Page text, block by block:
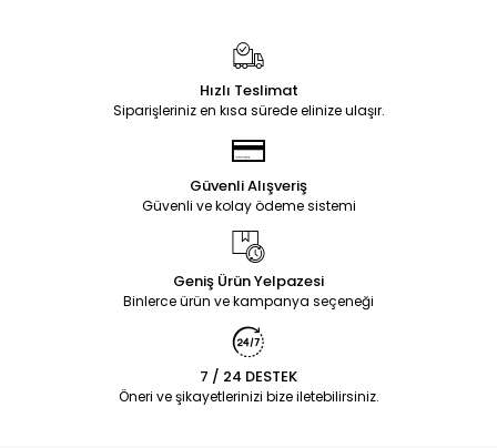
Hızlı Teslimat
Siparişleriniz en kısa sürede elinize ulaşır.
Güvenli Alışveriş
Güvenli ve kolay ödeme sistemi
Geniş Ürün Yelpazesi
Binlerce ürün ve kampanya seçeneği
7 / 24 DESTEK
Öneri ve şikayetlerinizi bize iletebilirsiniz.